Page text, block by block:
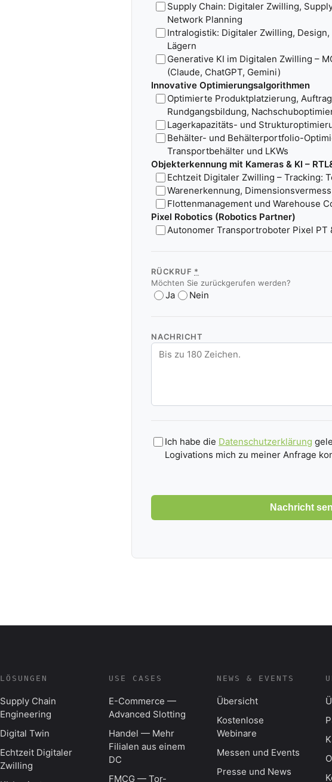
Supply Chain: Digitaler Zwilling,
Network Planning
Intralogistik: Digitaler Zwilling,
Lägern
Generative KI im Digitalen Zwilling –
(Claude, ChatGPT, Gemini)
Innovative Optimierungsalgorithmen
Optimierte Produktplatzierung,
Rundgangsbildung,
Lagerkapazitäts- und
Behälter- und Behälterportfolio-
Transportbehälter und LKWs
Objekterkennung mit Kameras & KI –
Echtzeit Digitaler Zwilling – Tracking:
Warenerkennung,
Flottenmanagement und Warehouse
Pixel Robotics (Robotics Partner)
Autonomer Transportroboter Pixel PT
RÜCKRUF *
Möchten Sie zurückgerufen werden?
Ja Nein
NACHRICHT
Ich habe die Datenschutzerklärung
Logivations mich zu meiner Anfrage
Nachricht
LÖSUNGEN
Supply Chain
Engineering
Digital Twin
Echtzeit Digitaler
Zwilling
USE CASES
E-Commerce —
Advanced Slotting
Handel — Mehr
Filialen aus einem
DC
FMCG — Tor-
NEWS & EVENTS
Übersicht
Kostenlose
Webinare
Messen und Events
Presse und News